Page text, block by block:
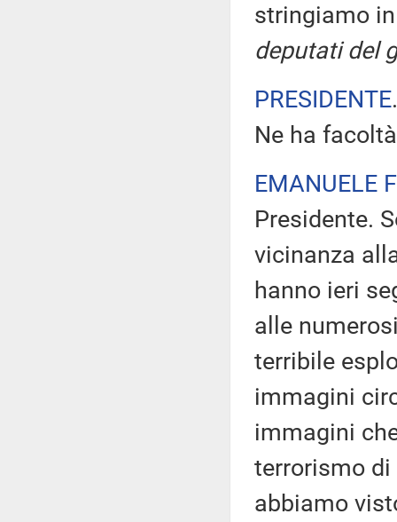
stringiamo
deputati del
PRESIDENTE
Ne ha
EMANUELE
Presidente.
vicinanza
hanno ieri
alle
terribile
immagini
immagini
terrorismo
abbiamo